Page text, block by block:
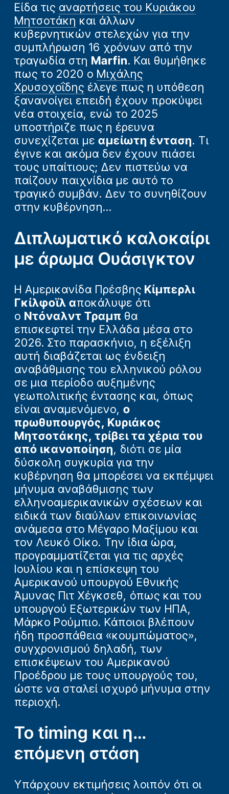
Είδα τις αναρτήσεις του Κυριάκου
Μητσοτάκη και άλλων
κυβερνητικών στελεχών για την
συμπλήρωση 16 χρόνων από την
τραγωδία στη Marfin. Και θυμήθηκε
πως το 2020 ο Μιχάλης
Χρυσοχοΐδης έλεγε πως η υπόθεση
ξανανοίγει επειδή έχουν προκύψει
νέα στοιχεία, ενώ το 2025
υποστήριζε πως η έρευνα
συνεχίζεται με αμείωτη ένταση. Τι
έγινε και ακόμα δεν έχουν πιάσει
τους υπαίτιους; Δεν πιστεύω να
παίζουν παιχνίδια με αυτό το
τραγικό συμβάν. Δεν το συνηθίζουν
στην κυβέρνηση…
Διπλωματικό καλοκαίρι
με άρωμα Ουάσιγκτον
Η Αμερικανίδα Πρέσβης Κίμπερλι
Γκίλφοϊλ αποκάλυψε ότι
ο Ντόναλντ Τραμπ θα
επισκεφτεί την Ελλάδα μέσα στο
2026. Στο παρασκήνιο, η εξέλιξη
αυτή διαβάζεται ως ένδειξη
αναβάθμισης του ελληνικού ρόλου
σε μια περίοδο αυξημένης
γεωπολιτικής έντασης και, όπως
είναι αναμενόμενο, ο
πρωθυπουργός, Κυριάκος
Μητσοτάκης, τρίβει τα χέρια του
από ικανοποίηση, διότι σε μία
δύσκολη συγκυρία για την
κυβέρνηση θα μπορέσει να εκπέμψει
μήνυμα αναβάθμισης των
ελληνοαμερικανικών σχέσεων και
ειδικά των διαύλων επικοινωνίας
ανάμεσα στο Μέγαρο Μαξίμου και
τον Λευκό Οίκο. Την ίδια ώρα,
προγραμματίζεται για τις αρχές
Ιουλίου και η επίσκεψη του
Αμερικανού υπουργού Εθνικής
Άμυνας Πιτ Χέγκσεθ, όπως και του
υπουργού Εξωτερικών των ΗΠΑ,
Μάρκο Ρούμπιο. Κάποιοι βλέπουν
ήδη προσπάθεια «κουμπώματος»,
συγχρονισμού δηλαδή, των
επισκέψεων του Αμερικανού
Προέδρου με τους υπουργούς του,
ώστε να σταλεί ισχυρό μήνυμα στην
περιοχή.
Το timing και η…
επόμενη στάση
Υπάρχουν εκτιμήσεις λοιπόν ότι οι